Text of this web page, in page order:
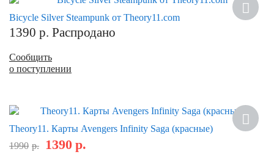
Bicycle Silver Steampunk от Theory11.com
1390 р. Распродано
Сообщить
о поступлении
Theory11. Карты Avengers Infinity Saga (красные)
1990 р. 1390 р.